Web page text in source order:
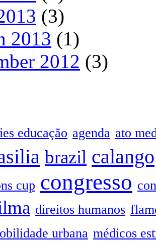
(3)
2013 (1)
2012 (3)
educação agenda ato
brazil calango
cup congresso
direitos humanos
urbana médicos